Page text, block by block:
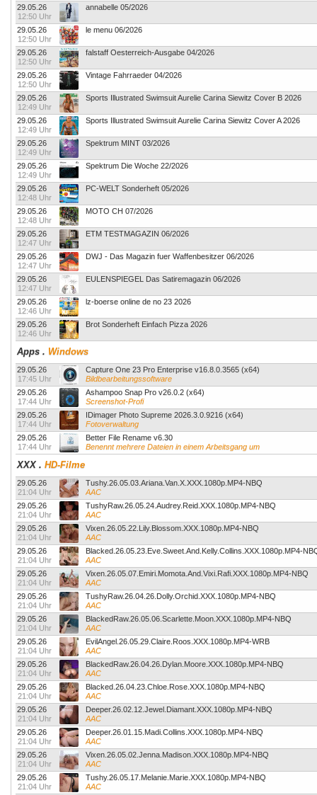
29.05.26
12:50 Uhr
annabelle 05/2026
29.05.26
12:50 Uhr
le menu 06/2026
29.05.26
12:50 Uhr
falstaff Oesterreich-Ausgabe 04/2026
29.05.26
12:50 Uhr
Vintage Fahrraeder 04/2026
29.05.26
12:49 Uhr
Sports Illustrated Swimsuit Aurelie Carina Siewitz Cover B 2026
29.05.26
12:49 Uhr
Sports Illustrated Swimsuit Aurelie Carina Siewitz Cover A 2026
29.05.26
12:49 Uhr
Spektrum MINT 03/2026
29.05.26
12:49 Uhr
Spektrum Die Woche 22/2026
29.05.26
12:48 Uhr
PC-WELT Sonderheft 05/2026
29.05.26
12:48 Uhr
MOTO CH 07/2026
29.05.26
12:47 Uhr
ETM TESTMAGAZIN 06/2026
29.05.26
12:47 Uhr
DWJ - Das Magazin fuer Waffenbesitzer 06/2026
29.05.26
12:47 Uhr
EULENSPIEGEL Das Satiremagazin 06/2026
29.05.26
12:46 Uhr
lz-boerse online de no 23 2026
29.05.26
12:46 Uhr
Brot Sonderheft Einfach Pizza 2026
Apps . Windows
29.05.26
17:45 Uhr
Capture One 23 Pro Enterprise v16.8.0.3565 (x64)
Bildbearbeitungssoftware
29.05.26
17:44 Uhr
Ashampoo Snap Pro v26.0.2 (x64)
Screenshot-Profi
29.05.26
17:44 Uhr
IDimager Photo Supreme 2026.3.0.9216 (x64)
Fotoverwaltung
29.05.26
17:44 Uhr
Better File Rename v6.30
Benennt mehrere Dateien in einem Arbeitsgang um
XXX . HD-Filme
29.05.26
21:04 Uhr
Tushy.26.05.03.Ariana.Van.X.XXX.1080p.MP4-NBQ
AAC
29.05.26
21:04 Uhr
TushyRaw.26.05.24.Audrey.Reid.XXX.1080p.MP4-NBQ
AAC
29.05.26
21:04 Uhr
Vixen.26.05.22.Lily.Blossom.XXX.1080p.MP4-NBQ
AAC
29.05.26
21:04 Uhr
Blacked.26.05.23.Eve.Sweet.And.Kelly.Collins.XXX.1080p.MP4-
AAC
29.05.26
21:04 Uhr
Vixen.26.05.07.Emiri.Momota.And.Vixi.Rafi.XXX.1080p.MP4-NBQ
AAC
29.05.26
21:04 Uhr
TushyRaw.26.04.26.Dolly.Orchid.XXX.1080p.MP4-NBQ
AAC
29.05.26
21:04 Uhr
BlackedRaw.26.05.06.Scarlette.Moon.XXX.1080p.MP4-NBQ
AAC
29.05.26
21:04 Uhr
EvilAngel.26.05.29.Claire.Roos.XXX.1080p.MP4-WRB
AAC
29.05.26
21:04 Uhr
BlackedRaw.26.04.26.Dylan.Moore.XXX.1080p.MP4-NBQ
AAC
29.05.26
21:04 Uhr
Blacked.26.04.23.Chloe.Rose.XXX.1080p.MP4-NBQ
AAC
29.05.26
21:04 Uhr
Deeper.26.02.12.Jewel.Diamant.XXX.1080p.MP4-NBQ
AAC
29.05.26
21:04 Uhr
Deeper.26.01.15.Madi.Collins.XXX.1080p.MP4-NBQ
AAC
29.05.26
21:04 Uhr
Vixen.26.05.02.Jenna.Madison.XXX.1080p.MP4-NBQ
AAC
29.05.26
21:04 Uhr
Tushy.26.05.17.Melanie.Marie.XXX.1080p.MP4-NBQ
AAC